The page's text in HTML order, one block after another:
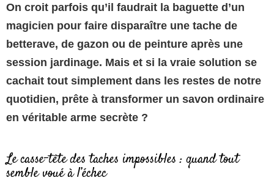
On croit parfois qu’il faudrait la baguette d’un
magicien pour faire disparaître une tache de
betterave, de gazon ou de peinture après une
session jardinage. Mais et si la vraie solution se
cachait tout simplement dans les restes de notre
quotidien, prête à transformer un savon ordinaire
en véritable arme secrète ?
Le casse-tête des taches impossibles : quand tout
semble voué à l’échec